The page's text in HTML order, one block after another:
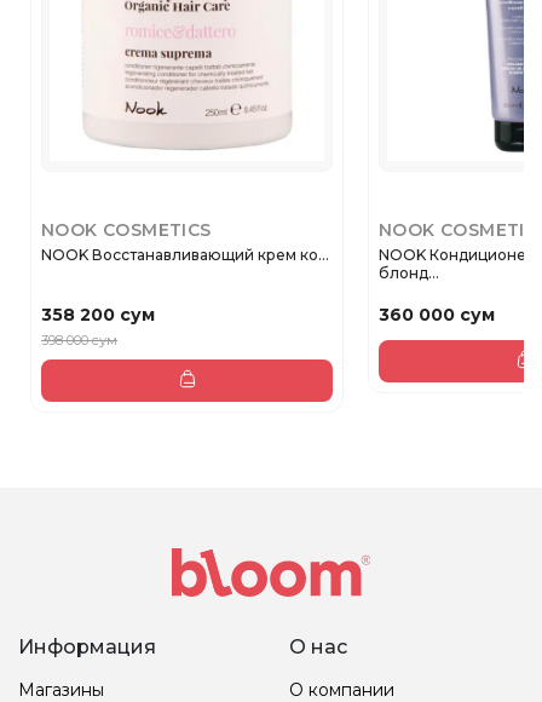
NOOK COSMETICS
NOOK Восстанавливающий крем ко...
358 200 сум
398 000 сум
NOOK
NOOK
блонд...
360 000 сум
Информация
Магазины
О нас
О компании